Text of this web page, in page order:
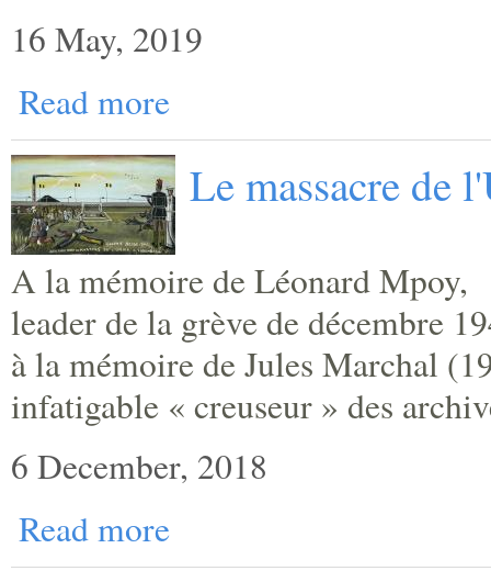
16 May, 2019
Read more
Le massacre de
A la mémoire de Léonard Mpoy,
leader de la grève de décembre
à la mémoire de Jules Marchal
infatigable « creuseur » des
6 December, 2018
Read more